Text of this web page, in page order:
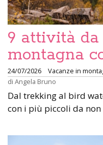
9 attività
montagna
24/07/2026
Vacanze in
di Angela Bruno
Dal trekking al bird
con i più piccoli da